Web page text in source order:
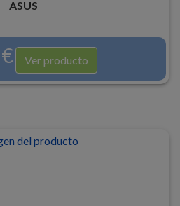
ASUS
Ver producto